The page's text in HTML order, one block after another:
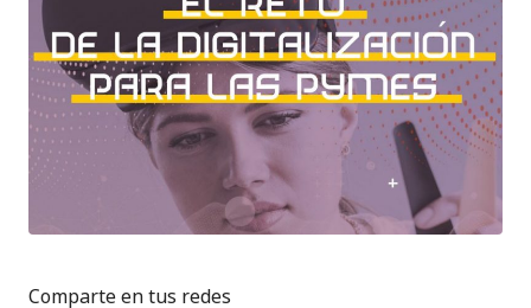
Comparte en tus redes